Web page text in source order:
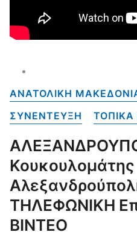
ΑΝΑΤΟΛΙΚΗ
ΣΥΝΕΝΤΕΥΞΗ
ΤΟΠΙΚΑ
ΤΗΛΕΦΩΝΙΚΗ
ΒΙΝΤΕΟ